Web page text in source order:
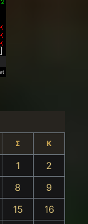
Σ Κ
1
2
8
9
15
16